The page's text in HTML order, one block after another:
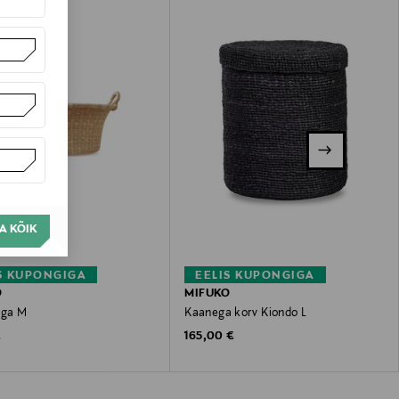
KÕIK
KUPONGIGA
M
EELIS KUPONGIGA
MIFUKO
Kaanega korv Kiondo L
Original Price
165,00 €